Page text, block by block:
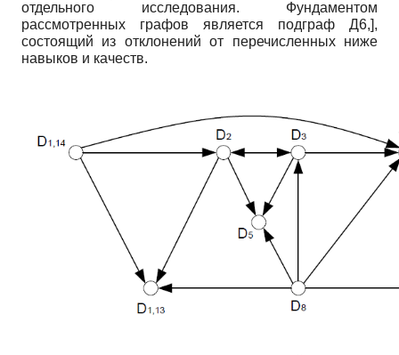
отдельного исследования. Фундаментом
рассмотренных графов является подграф Д6,],
состоящий из отклонений от перечисленных ниже
навыков и качеств.